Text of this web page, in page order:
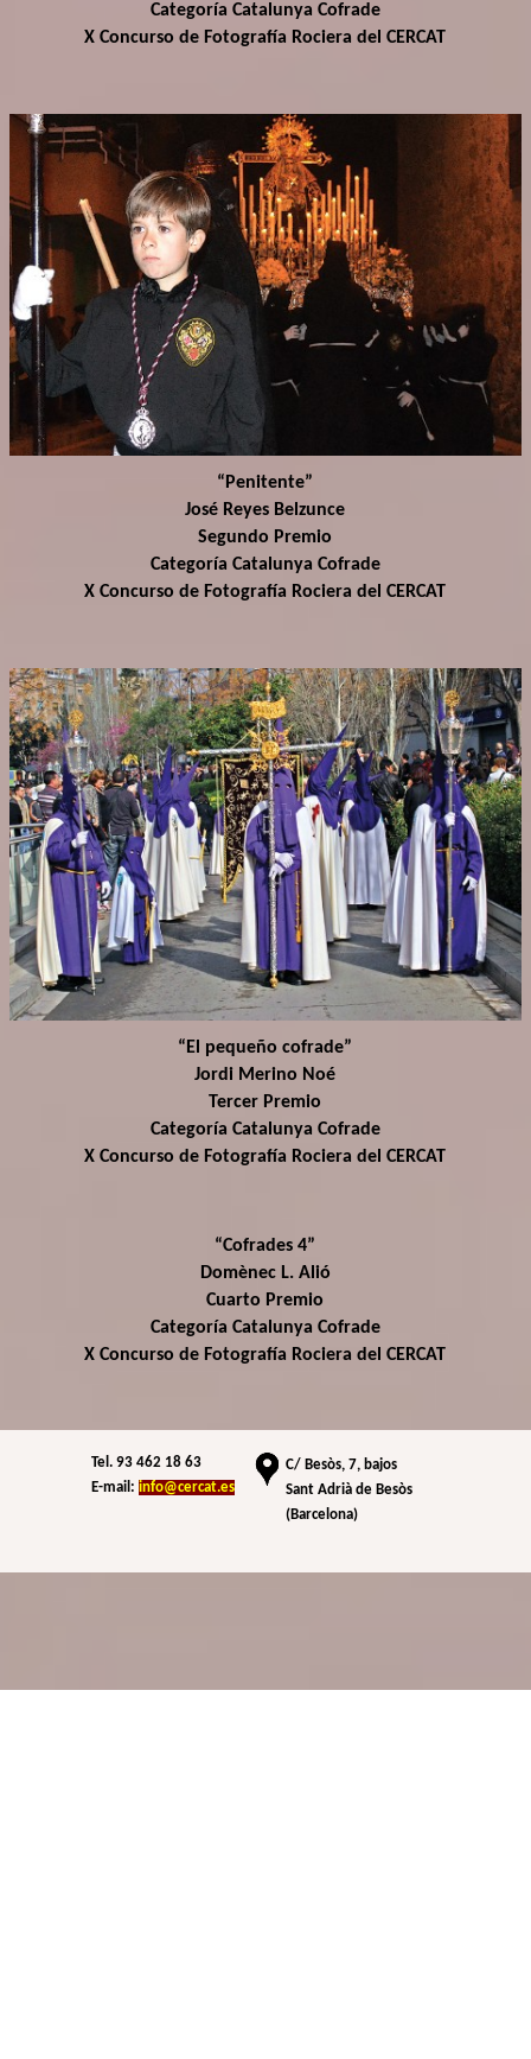
Categoría Catalunya Cofrade
X Concurso de Fotografía Rociera del CERCAT
“Penitente”
José Reyes Belzunce
Segundo Premio
Categoría Catalunya Cofrade
X Concurso de Fotografía Rociera del CERCAT
“El pequeño cofrade”
Jordi Merino Noé
Tercer Premio
Categoría Catalunya Cofrade
X Concurso de Fotografía Rociera del CERCAT
“Cofrades 4”
Domènec L. Alió
Cuarto Premio
Categoría Catalunya Cofrade
X Concurso de Fotografía Rociera del CERCAT
C/ Besòs, 7, bajos
Sant Adrià de Besòs
(Barcelona)
Tel. 93 462 18 63
E-mail: info@cercat.es